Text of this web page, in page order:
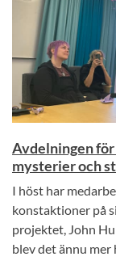
Avdelningen för
mysterier och
I höst har
konstaktioner på
projektet, John
blev det ännu